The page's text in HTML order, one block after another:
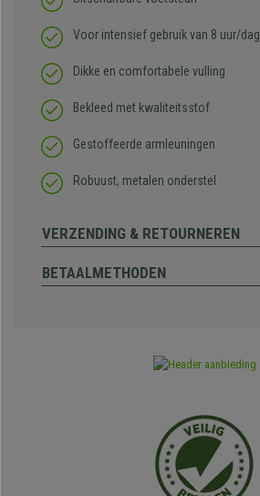
Voor intensief gebruik van 8 uur/dag
Dikke en comfortabele vulling
Bekleed met kwaliteitsstof
Gestoffeerde armleuningen
Robuust, metalen onderstel
VERZENDING & RETOURNEREN
BETAALMETHODEN